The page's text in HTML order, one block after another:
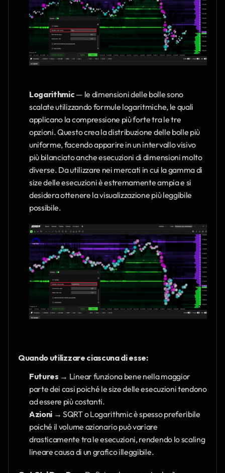
Logarithmic — le dimensioni delle bolle sono
scalate utilizzando formule logaritmiche, le quali
applicano la compressione più forte tra le tre
opzioni. Questo crea la distribuzione delle bolle più
uniforme, facendo apparire in un intervallo visivo
più bilanciato anche esecuzioni di dimensioni molto
diverse. Da utilizzare nei mercati in cui la gamma di
size delle esecuzioni è estremamente ampia e si
desidera ottenere la visualizzazione più leggibile
possibile.
Quando utilizzare ciascuna di esse:
Futures → Linear funziona bene nella maggior
parte dei casi poiché le size delle esecuzioni tendono
ad essere più costanti.
Azioni → SQRT o Logarithmic è spesso preferibile
poiché il volume azionario può variare
drasticamente tra le esecuzioni, rendendo lo scaling
lineare causa di un grafico illeggibile.